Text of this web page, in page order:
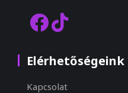
Elérhetőségeink
Kapcsolat